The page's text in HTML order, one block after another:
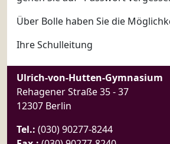
Über Bolle haben Sie die
Ihre Schulleitung
Ulrich-von-Hutten-Gymnasium
Rehagener Straße 35 - 37
12307 Berlin
Tel.: (030) 90277-8244